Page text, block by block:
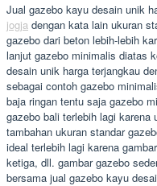
Jual gazebo kayu desain unik
jogja dengan kata lain ukuran
gazebo dari beton lebih-lebih
lanjut gazebo minimalis diatas
desain unik harga terjangkau
sebagai contoh gazebo
baja ringan tentu saja gazebo
gazebo bali terlebih lagi karena
tambahan ukuran standar
ideal terlebih lagi karena
ketiga, dll. gambar gazebo
bersama jual gazebo kayu